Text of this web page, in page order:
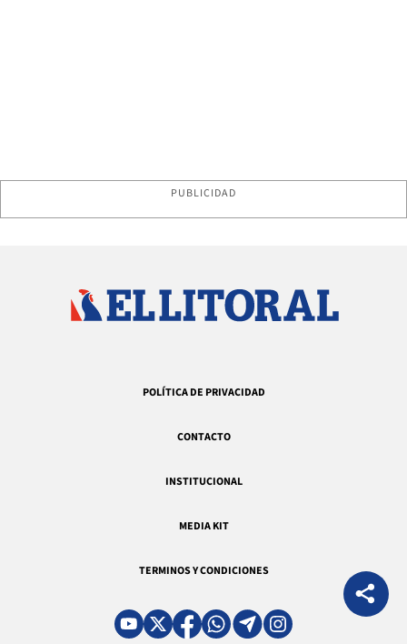
PUBLICIDAD
POLÍTICA DE PRIVACIDAD
CONTACTO
INSTITUCIONAL
MEDIA KIT
TERMINOS Y CONDICIONES